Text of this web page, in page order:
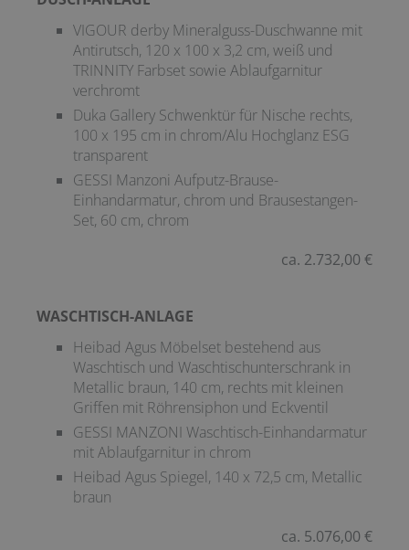
VIGOUR derby Mineralguss-Duschwanne mit
Antirutsch, 120 x 100 x 3,2 cm, weiß und
TRINNITY Farbset sowie Ablaufgarnitur
verchromt
Duka Gallery Schwenktür für Nische rechts,
100 x 195 cm in chrom/Alu Hochglanz ESG
transparent
GESSI Manzoni Aufputz-Brause-
Einhandarmatur, chrom und Brausestangen-
Set, 60 cm, chrom
ca. 2.732,00 €
WASCHTISCH-ANLAGE
Heibad Agus Möbelset bestehend aus
Waschtisch und Waschtischunterschrank in
Metallic braun, 140 cm, rechts mit kleinen
Griffen mit Röhrensiphon und Eckventil
GESSI MANZONI Waschtisch-Einhandarmatur
mit Ablaufgarnitur in chrom
Heibad Agus Spiegel, 140 x 72,5 cm, Metallic
braun
ca. 5.076,00 €